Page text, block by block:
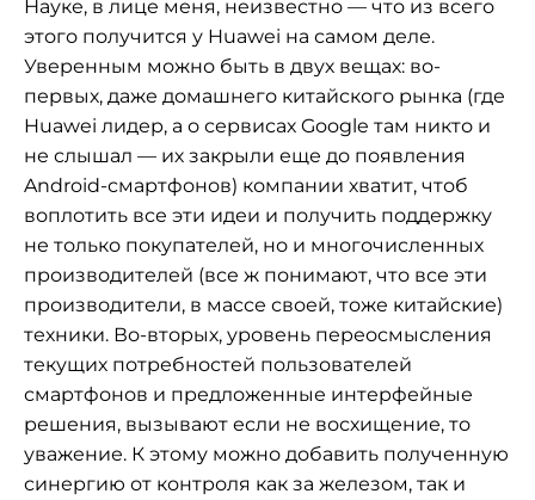
Науке, в лице меня, неизвестно — что из всего
этого получится у Huawei на самом деле.
Уверенным можно быть в двух вещах: во-
первых, даже домашнего китайского рынка (где
Huawei лидер, а о сервисах Google там никто и
не слышал — их закрыли еще до появления
Android-смартфонов) компании хватит, чтоб
воплотить все эти идеи и получить поддержку
не только покупателей, но и многочисленных
производителей (все ж понимают, что все эти
производители, в массе своей, тоже китайские)
техники. Во-вторых, уровень переосмысления
текущих потребностей пользователей
смартфонов и предложенные интерфейные
решения, вызывают если не восхищение, то
уважение. К этому можно добавить полученную
синергию от контроля как за железом, так и